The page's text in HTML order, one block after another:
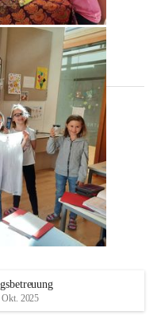
Okt. 2025